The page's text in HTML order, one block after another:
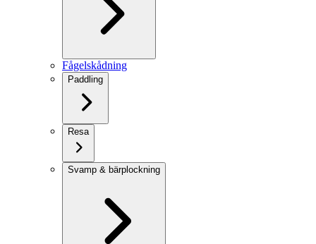
Fågelskådning
Paddling
Resa
Svamp & bärplockning